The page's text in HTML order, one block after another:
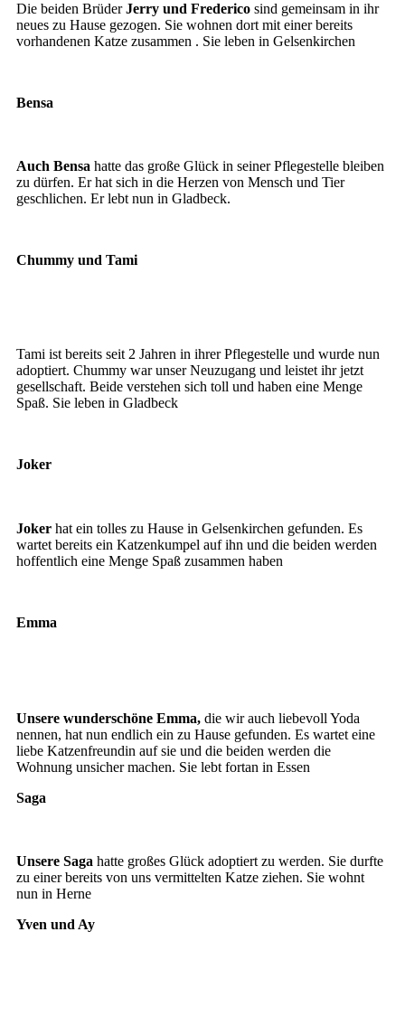
Die beiden BrüderJerry und Fredericosind gemeinsam in ihr
neues zu Hause gezogen. Sie wohnen dort mit einer bereits
vorhandenen Katze zusammen . Sie leben in Gelsenkirchen
Bensa
Auch Bensa hatte das große Glück in seiner Pflegestelle bleiben
zu dürfen. Er hat sich in die Herzen von Mensch und Tier
geschlichen. Er lebt nun in Gladbeck.
Chummy und Tami
Tami ist bereits seit 2 Jahren in ihrer Pflegestelle und wurde nun
adoptiert. Chummy war unser Neuzugang und leistet ihr jetzt
gesellschaft. Beide verstehen sich toll und haben eine Menge
Spaß. Sie leben in Gladbeck
Joker
Jokerhat ein tolles zu Hause in Gelsenkirchen gefunden. Es
wartet bereits ein Katzenkumpel auf ihn und die beiden werden
hoffentlich eine Menge Spaß zusammen haben
Emma
Unsere wunderschöne Emma,die wir auch liebevoll Yoda
nennen, hat nun endlich ein zu Hause gefunden. Es wartet eine
liebe Katzenfreundin auf sie und die beiden werden die
Wohnung unsicher machen. Sie lebt fortan in Essen
Saga
Unsere Saga hatte großes Glück adoptiert zu werden. Sie durfte
zu einer bereits von uns vermittelten Katze ziehen. Sie wohnt
nun in Herne
Yven und Ay